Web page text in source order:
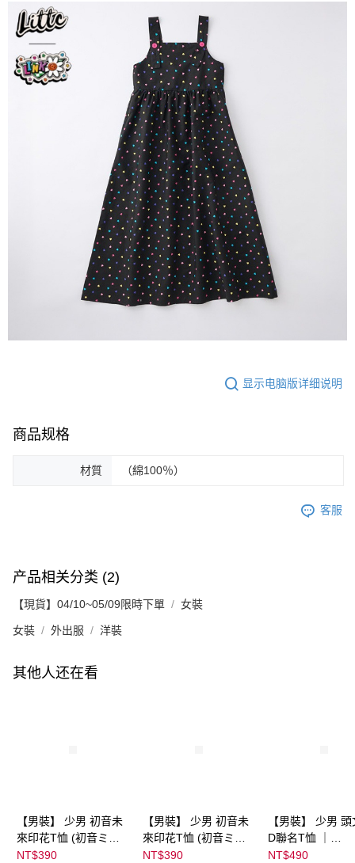
显示电脑版详细说明
商品规格
材質 （綿100％）
客服
产品相关分类 (2)
【現貨】04/10~05/09限時下單 女裝
女裝 外出服 洋裝
其他人还在看
【男裝】 少男 初音未
來印花T恤 (初音ミク)
｜
NT$390
【男裝】 少男 初音未
來印花T恤 (初音ミク)
｜
NT$390
【男裝】 少男
D聯名T恤 ｜
NT$490